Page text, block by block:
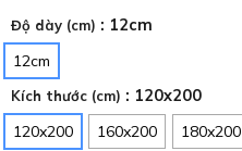
Độ dày (cm) : 12cm
12cm
Kích thước (cm) : 120x200
120x200
160x200 180x200